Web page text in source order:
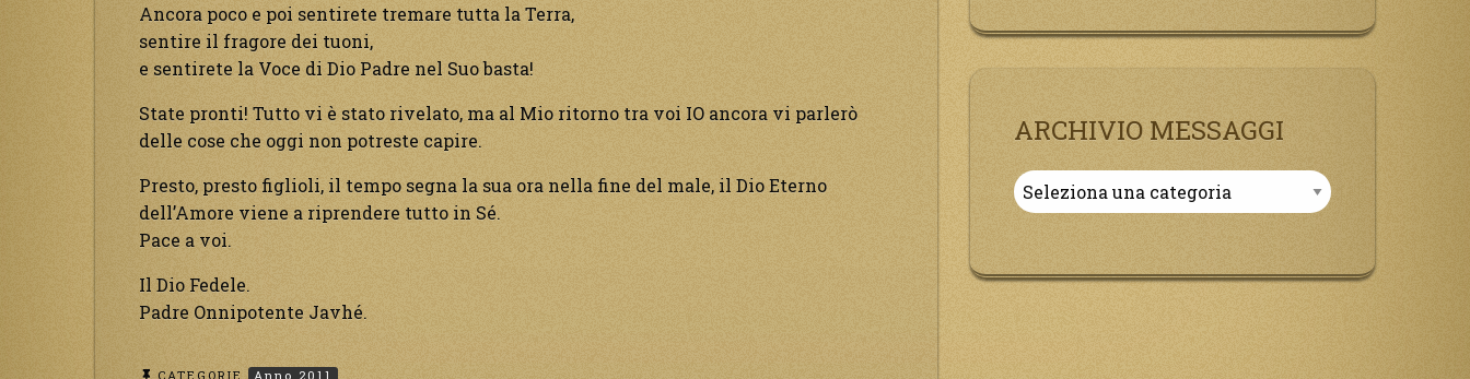
Ancora poco e poi sentirete tremare tutta la Terra,
sentire il fragore dei tuoni,
e sentirete la Voce di Dio Padre nel Suo basta!
State pronti! Tutto vi è stato rivelato, ma al Mio ritorno tra voi IO ancora vi parlerò
delle cose che oggi non potreste capire.
Presto, presto figlioli, il tempo segna la sua ora nella fine del male, il Dio Eterno
dell’Amore viene a riprendere tutto in Sé.
Pace a voi.
Il Dio Fedele.
Padre Onnipotente Javhé.
CATEGORIE Anno 2011
ARCHIVIO MESSAGGI
Archivio
Messaggi